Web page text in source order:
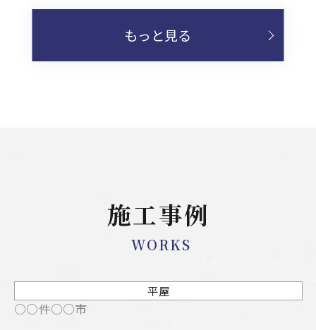
もっと見る
施工事例
WORKS
NEW 平屋
○○件○○市